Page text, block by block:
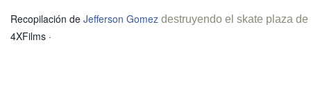
Recopilación de Jefferson Gomez destruyendo el skate plaza
4XFilms ·